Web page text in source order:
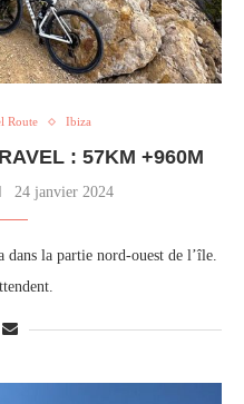
Route Ibiza
: 57KM +960M
24 janvier 2024
la partie nord-ouest de l’île.